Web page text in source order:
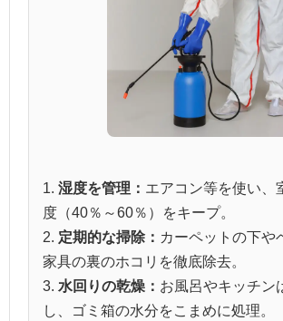
1. 湿度を管理： エアコン等を使い、
度（40％～60％）をキープ。
2. 定期的な掃除： カーペットの下や
家具の裏のホコリを徹底除去。
3. 水回りの乾燥： お風呂やキッチン
し、ゴミ箱の水分をこまめに処理。